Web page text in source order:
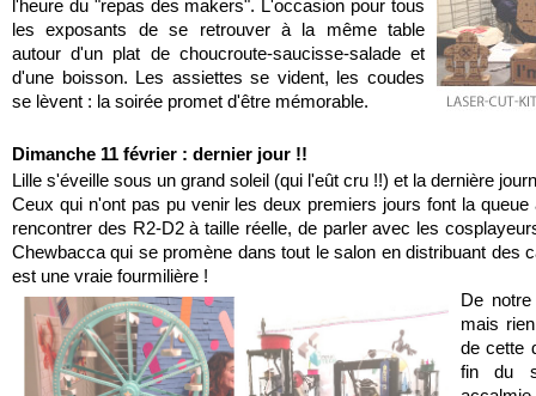
l'heure du "repas des makers". L'occasion pour tous
les exposants de se retrouver à la même table
autour d'un plat de choucroute-saucisse-salade et
d'une boisson. Les assiettes se vident, les coudes
se lèvent : la soirée promet d'être mémorable.
Dimanche 11 février : dernier jour !!
Lille s'éveille sous un grand soleil (qui l'eût cru !!) et la dernière
Ceux qui n'ont pas pu venir les deux premiers jours font la queue
rencontrer des R2-D2 à taille réelle, de parler avec les
Chewbacca qui se promène dans tout le salon en distribuant des
est une vraie fourmilière !
De
mais
de cette
fin du